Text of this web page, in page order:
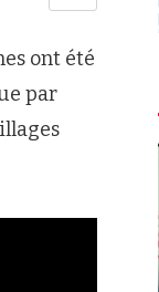
ont été
par